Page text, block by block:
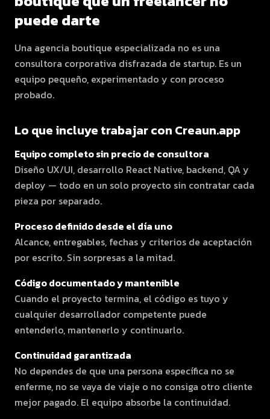
puede darte
Una agencia boutique especializada no es una
consultora corporativa disfrazada de startup. Es un
equipo pequeño, experimentado y con proceso
probado.
Lo que incluye trabajar con Creaun.app
Equipo completo sin precio de consultora
Diseño UX/UI, desarrollo React Native, backend, QA y
deploy — todo en un solo proyecto sin contratar cada
pieza por separado.
Proceso definido desde el día uno
Alcance, entregables, fechas y criterios de aceptación
por escrito. Sin sorpresas a la mitad.
Código documentado y mantenible
Cuando el proyecto termina, el código es tuyo y
cualquier desarrollador competente puede
entenderlo, mantenerlo y continuarlo.
Continuidad garantizada
No dependes de que una persona específica no se
enferme, no se vaya de viaje o no consiga otro cliente
mejor pagado. El equipo absorbe la continuidad.